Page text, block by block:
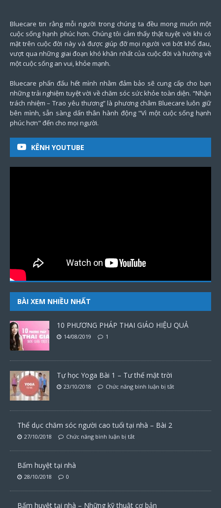
Bluecare tin rằng mỗi người trong chúng ta đều mong muốn một
cuộc sống hạnh phúc hơn. Chúng tôi cảm thấy thật tuyệt vời khi có
mặt trên cuộc đời này và được giúp đỡ mọi người vơi bớt khổ đau,
vượt qua những giai đoạn khó khăn nhất của cuộc đời và hướng về
một cuộc sống an vui, khỏe mạnh.
Bluecare phấn đấu hết mình nhằm đảm bảo sẽ cung cấp cho bạn
những trải nghiệm tuyệt vời về chăm sóc sức khỏe toàn diện. “Nhận
trách nhiệm – Trao yêu thương” là phương châm Bluecare luôn giữ
bên mình, sẵn sàng dấn thân hành động "Vì một cuộc sống hạnh
phúc hơn" đến cho mọi người.
KÊNH YOUTUBE
BÀI XEM NHIỀU NHẤT
10 PHƯƠNG PHÁP THAI GIÁO HIỆU QUẢ
14/08/2019 1
Tự học Yoga Bài 1 – Tư thế mặt trời
23/10/2018 Chức năng bình luận bị tắt
Thể dục chăm sóc người cao tuổi tại nhà – Bài 2
27/10/2018 Chức năng bình luận bị tắt
Bấm huyệt tại nhà
28/10/2018 0
Bấm huyệt tại nhà – Những kỹ thuật cơ bản